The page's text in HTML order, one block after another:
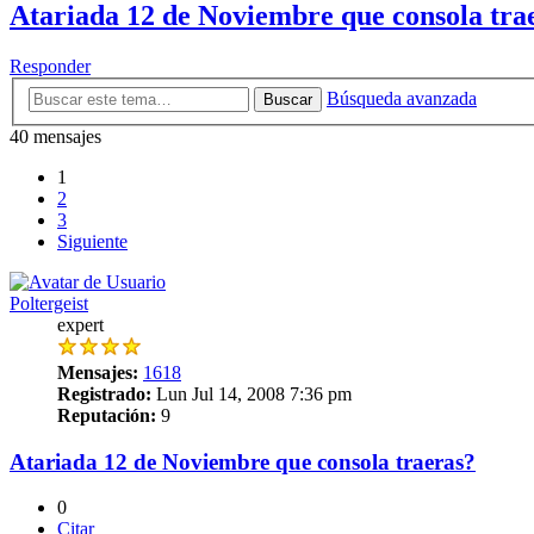
Atariada 12 de Noviembre que consola
Responder
Buscar
Búsqueda avanzada
40 mensajes
1
2
3
Siguiente
Poltergeist
expert
Mensajes: 1618
Registrado: Lun Jul 14, 2008 7:36 pm
Reputación: 9
Atariada 12 de Noviembre que consola traeras?
0
Citar